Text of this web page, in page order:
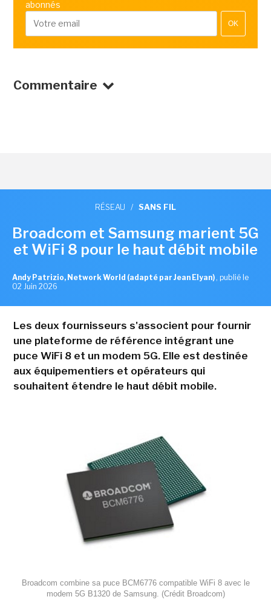
abonnés
OK
Commentaire
RÉSEAU / SANS FIL
Broadcom et Samsung marient 5G
et WiFi 8 pour le haut débit mobile
Andy Patrizio, Network World (adapté par Jean Elyan) , publié le
02 Juin 2026
Les deux fournisseurs s'associent pour fournir
une plateforme de référence intégrant une
puce WiFi 8 et un modem 5G. Elle est destinée
aux équipementiers et opérateurs qui
souhaitent étendre le haut débit mobile.
Broadcom combine sa puce BCM6776 compatible WiFi 8 avec le
modem 5G B1320 de Samsung. (Crédit Broadcom)